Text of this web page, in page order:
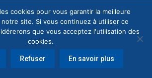
cookies pour vous garantir la meilleure
site. Si vous continuez à utiliser ce
que vous acceptez l'utilisation des
cookies.
Refuser En savoir plus